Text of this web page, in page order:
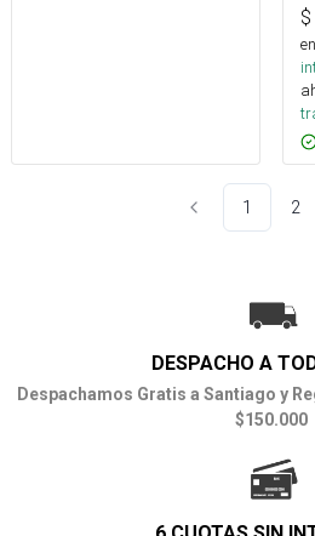
$
en
1 2
DESPACHO A
Despachamos Gratis a Santiago y
$150.000